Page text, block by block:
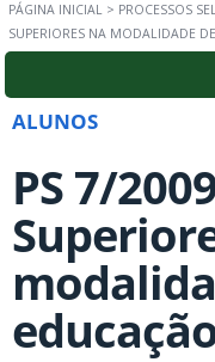
PÁGINA INICIAL > PROCESSOS
SUPERIORES NA MODALIDADE
ALUNOS
PS 7/